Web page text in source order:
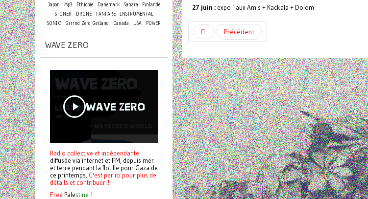
27 juin : expo Faux Amis + Kackala + Dolom
Précédent
Japon
Mp3 Ethiopie Danemark Sahara
Finlande
STONER
DRONE FANFARE
INSTRUMENTAL
SONIC
Grrrnd Zero Gerland Canada USA POWER
WAVE ZERO
Radio collective et indépendante
diffusée via internet et FM, depuis mer
et terre pendant la flotille pour Gaza de
ce printemps. C'est par ici pour plus de
détails et contribuer !
Free Palestine !